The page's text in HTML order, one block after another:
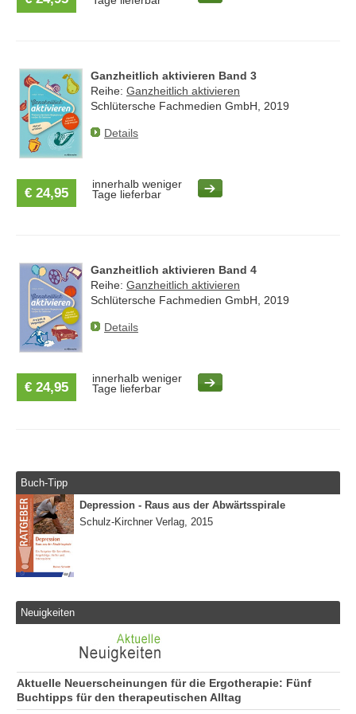
Ganzheitlich aktivieren Band 3
Reihe: Ganzheitlich aktivieren
Schlütersche Fachmedien GmbH, 2019
Details
€ 24,95
innerhalb weniger
Tage lieferbar
Ganzheitlich aktivieren Band 4
Reihe: Ganzheitlich aktivieren
Schlütersche Fachmedien GmbH, 2019
Details
€ 24,95
innerhalb weniger
Tage lieferbar
Buch-Tipp
Depression - Raus aus der Abwärtsspirale
Schulz-Kirchner Verlag, 2015
Neuigkeiten
Aktuelle Neuerscheinungen für die Ergotherapie: Fünf
Buchtipps für den therapeutischen Alltag